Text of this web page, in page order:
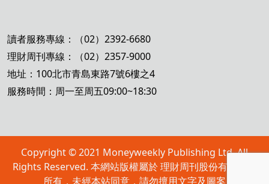
讀者服務專線：（02）2392-6680
理財周刊專線：（02）2357-9000
地址：100北市青島東路7號6樓之4
服務時間：周一至周五09:00~18:30
Copyright © 2021 Moneyweekly Publishing Ltd. All
Rights Reserved. 本網站版權屬於 理財周刊股份有限公司
所有，未經本站同意，請勿擅用文字及圖案